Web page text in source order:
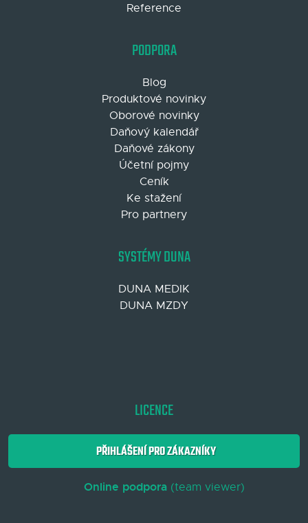
Reference
PODPORA
Blog
Produktové novinky
Oborové novinky
Daňový kalendář
Daňové zákony
Účetní pojmy
Ceník
Ke stažení
Pro partnery
SYSTÉMY DUNA
DUNA MEDIK
DUNA MZDY
LICENCE
PŘIHLÁŠENÍ PRO ZÁKAZNÍKY
Online podpora(team viewer)